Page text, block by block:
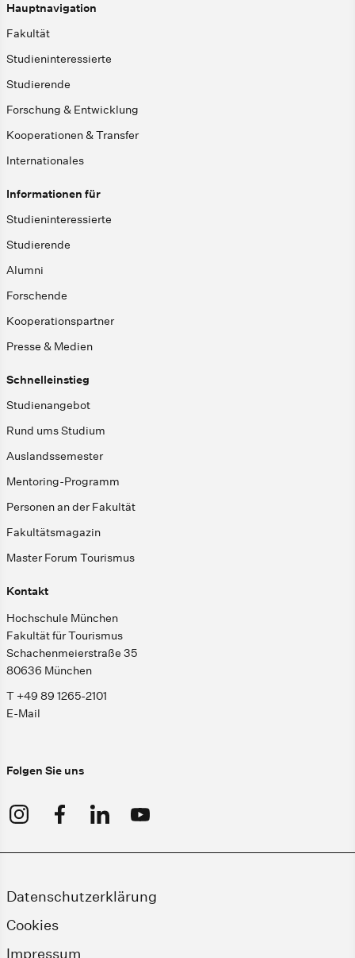
Hauptnavigation
Fakultät
Studieninteressierte
Studierende
Forschung & Entwicklung
Kooperationen & Transfer
Internationales
Informationen für
Studieninteressierte
Studierende
Alumni
Forschende
Kooperationspartner
Presse & Medien
Schnelleinstieg
Studienangebot
Rund ums Studium
Auslandssemester
Mentoring-Programm
Personen an der Fakultät
Fakultätsmagazin
Master Forum Tourismus
Kontakt
Hochschule München
Fakultät für Tourismus
Schachenmeierstraße 35
80636 München
T +49 89 1265-2101
E-Mail
Folgen Sie uns
Datenschutzerklärung
Cookies
Impressum